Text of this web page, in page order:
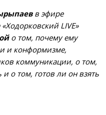
в эфире
«Ходорковский LIVE»
о том, почему ему
и конформизме,
коммуникации, о том,
и о том, готов ли он взять